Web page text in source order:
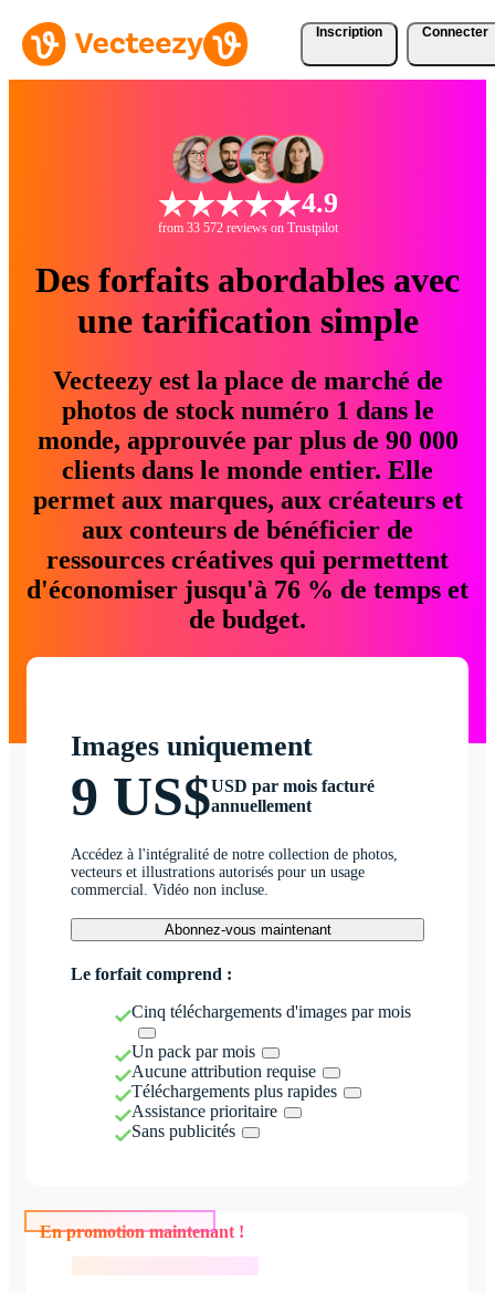
Inscription Connecter
4.9
from 33 572 reviews on Trustpilot
Des forfaits abordables avec
une tarification simple
Vecteezy est la place de marché de
photos de stock numéro 1 dans le
monde, approuvée par plus de 90 000
clients dans le monde entier. Elle
permet aux marques, aux créateurs et
aux conteurs de bénéficier de
ressources créatives qui permettent
d'économiser jusqu'à 76 % de temps et
de budget.
Images uniquement
9 US$USD par mois facturé
annuellement
Accédez à l'intégralité de notre collection de photos,
vecteurs et illustrations autorisés pour un usage
commercial. Vidéo non incluse.
Abonnez-vous maintenant
Le forfait comprend :
Cinq téléchargements d'images par mois
Un pack par mois
Aucune attribution requise
Téléchargements plus rapides
Assistance prioritaire
Sans publicités
En promotion maintenant !